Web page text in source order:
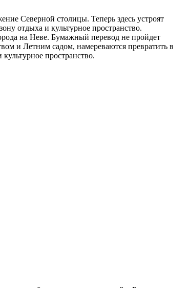
Северной столицы. Теперь здесь устроят
отдыха и культурное пространство.
на Неве. Бумажный перевод не пройдет
и Летним садом, намереваются превратить в
пространство.